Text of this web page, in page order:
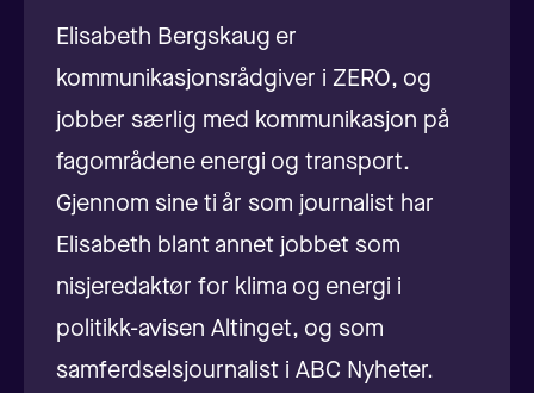
Elisabeth Bergskaug er
kommunikasjonsrådgiver i ZERO, og
jobber særlig med kommunikasjon på
fagområdene energi og transport.
Gjennom sine ti år som journalist har
Elisabeth blant annet jobbet som
nisjeredaktør for klima og energi i
politikk-avisen Altinget, og som
samferdselsjournalist i ABC Nyheter.